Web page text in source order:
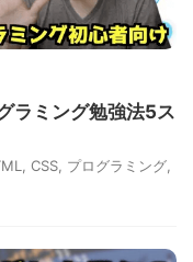
ラミング勉強法5ス
CSS プログラミング